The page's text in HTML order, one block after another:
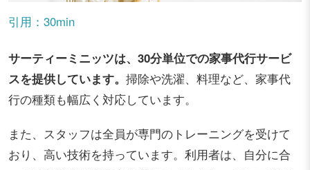
引用：30min
サーティーミニッツは、30分単位での家事代行サービ
スを提供しています。 掃除や洗濯、料理など、家事代
行の種類も幅広く対応しています。
また、スタッフは全員が専門のトレーニングを受けて
おり、高い技術を持っています。利用者は、自分に合